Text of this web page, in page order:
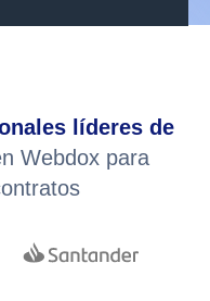
líderes de
Webdox para